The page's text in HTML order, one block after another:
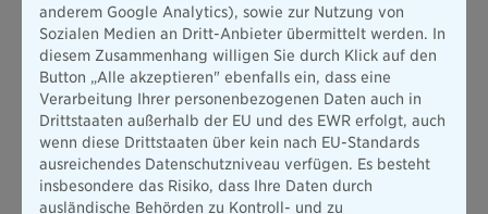
anderem Google Analytics), sowie zur Nutzung von
Sozialen Medien an Dritt-Anbieter übermittelt werden. In
diesem Zusammenhang willigen Sie durch Klick auf den
Button „Alle akzeptieren" ebenfalls ein, dass eine
Verarbeitung Ihrer personenbezogenen Daten auch in
Drittstaaten außerhalb der EU und des EWR erfolgt, auch
wenn diese Drittstaaten über kein nach EU-Standards
ausreichendes Datenschutzniveau verfügen. Es besteht
insbesondere das Risiko, dass Ihre Daten durch
ausländische Behörden zu Kontroll- und zu